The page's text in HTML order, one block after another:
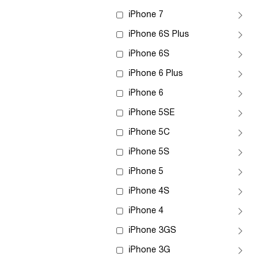
iPhone 7
iPhone 6S Plus
iPhone 6S
iPhone 6 Plus
iPhone 6
iPhone 5SE
iPhone 5C
iPhone 5S
iPhone 5
iPhone 4S
iPhone 4
iPhone 3GS
iPhone 3G